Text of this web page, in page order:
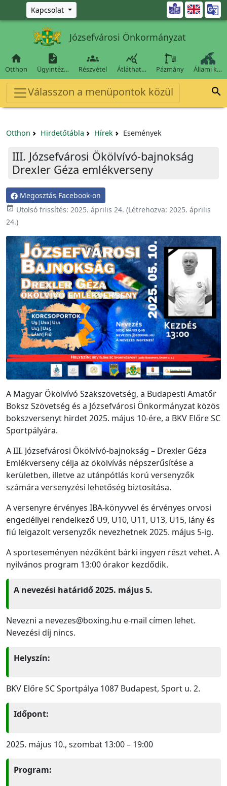
Ugrás a fő tartalomra
Kapcsolat 
Józsefvárosi Önkormányzat

Otthon

Ügyintéz…

Részvétel

Átláthat… Pázmány Állami k…
Válasszon a menüpontok közül 
Otthon Hirdetőtábla Hírek Események
III. Józsefvárosi Ökölvívó-bajnokság
Drexler Géza emlékverseny
Megosztás Facebook-on
 Utolsó frissítés: 2025. április 24. (Létrehozva: 2025. április
24.)
A Magyar Ökölvívó Szakszövetség, a Budapesti Amatőr
Boksz Szövetség és a Józsefvárosi Önkormányzat közös
bokszversenyt hirdet 2025. május 10-ére, a BKV Előre SC
Sportpályára.
A III. Józsefvárosi Ökölvívó-bajnokság – Drexler Géza
Emlékverseny célja az ökölvívás népszerűsítése a
kerületben, illetve az utánpótlás korú versenyzők
számára versenyzési lehetőség biztosítása.
A versenyre érvényes IBA-könyvvel és érvényes orvosi
engedéllyel rendelkező U9, U10, U11, U13, U15, lány és
fiú leigazolt versenyzők nevezhetnek 2025. május 5-ig.
A sporteseményen nézőként bárki ingyen részt vehet. A
nyilvános program 13:00 órakor kezdődik.
A nevezési határidő 2025. május 5.
Nevezni a nevezes@boxing.hu e-mail címen lehet.
Nevezési díj nincs.
Helyszín:
BKV Előre SC Sportpálya 1087 Budapest, Sport u. 2.
Időpont:
2025. május 10., szombat 13:00 – 19:00
Program: